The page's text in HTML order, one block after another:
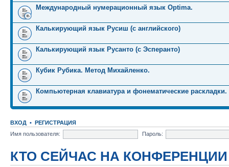
Международный нумерационный язык Optima.
Калькирующий язык Русиш (с английского)
Калькирующий язык Русанто (с Эсперанто)
Кубик Рубика. Метод Михайленко.
Компьютерная клавиатура и фонематические раскладки.
ВХОД • РЕГИСТРАЦИЯ
Имя пользователя:
Пароль:
КТО СЕЙЧАС НА КОНФЕРЕНЦИИ